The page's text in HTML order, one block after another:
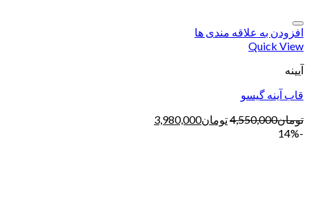
افزودن به علاقه مندی ها
Quick View
آیینه
قاب آینه گیسو
تومان4,550,000تومان3,980,000
-14%